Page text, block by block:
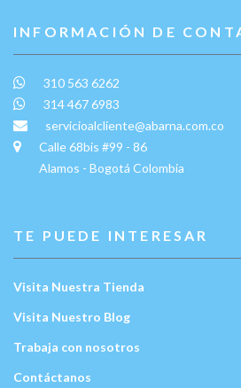
INFORMACIÓN DE
310 563 6262
314 467 6983
servicioalcliente@abarna.com.co
Calle 68bis #99 - 86
Alamos - Bogotá Colombia
TE PUEDE INTERESAR
Visita Nuestra Tienda
Visita Nuestro Blog
Trabaja con nosotros
Contáctanos